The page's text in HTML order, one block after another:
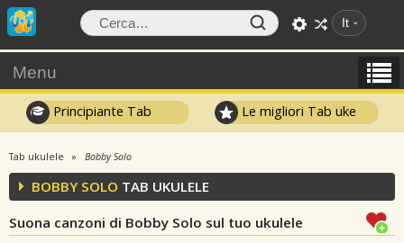
It
Menu
Principiante Tab Le migliori Tab uke
Tab ukulele Bobby Solo
BOBBY SOLO TAB UKULELE
Suona canzoni di Bobby Solo sul tuo ukulele